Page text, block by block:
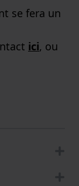
se fera un
ici, ou